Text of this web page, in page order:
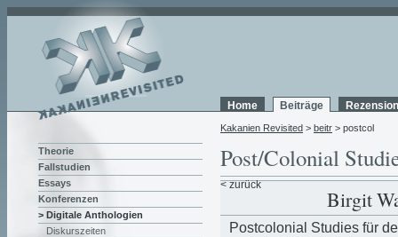
Home Beiträge
Kakanien Revisited > beitr > postcol
Post/Colonial
< zurück
Birgit
Postcolonial Studies für
Theorie
Fallstudien
Essays
Konferenzen
> Digitale Anthologien
Diskurszeiten